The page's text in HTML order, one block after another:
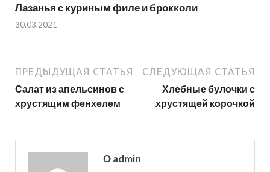
Лазанья с куриным филе и брокколи
30.03.2021
ПРЕДЫДУЩАЯ СТАТЬЯ
Салат из апельсинов с
хрустящим фенхелем
СЛЕДУЮЩАЯ СТАТЬЯ
Хлебные булочки с
хрустящей корочкой
О admin